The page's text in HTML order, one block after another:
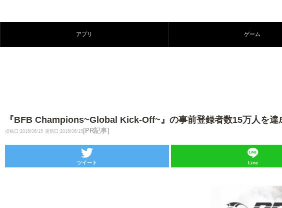
アプリ ゲーム
『BFB Champions~Global Kick-Off~』の事前登録者数15万人を
投稿日:2016/06/15 更新日:2016/06/15 [PR記事]
ツイート Line